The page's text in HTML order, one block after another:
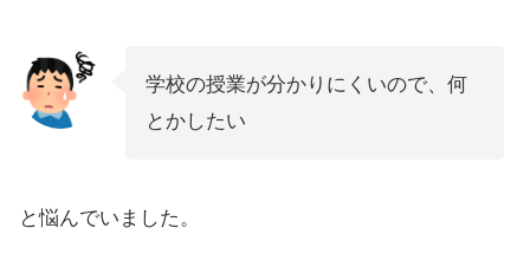
学校の授業が分かりにくいので、何
とかしたい
と悩んでいました。